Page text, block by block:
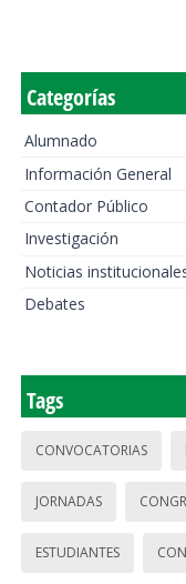
Categorías
Alumnado
Información General
Contador Público
Investigación
Noticias
Debates
Tags
CONVOCATORIAS
JORNADAS
ESTUDIANTES